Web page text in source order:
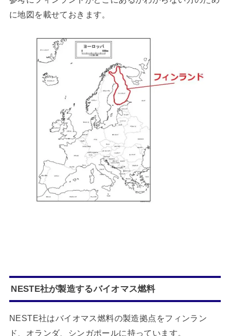
に地図を載せておきます。
NESTE社が製造するバイオマス燃料
NESTE社はバイオマス燃料の製造拠点をフィンラン
ド、オランダ、シンガポールに持っています。